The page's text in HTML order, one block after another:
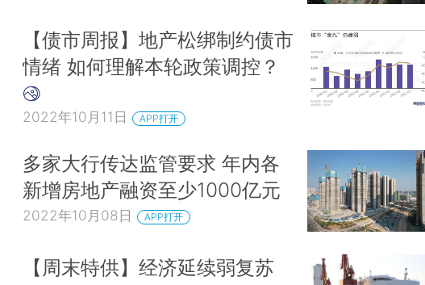
【债市周报】地产松绑制约债市
情绪 如何理解本轮政策调控？
2022年10月11日 APP打开
多家大行传达监管要求 年内各
新增房地产融资至少1000亿元
2022年10月08日 APP打开
【周末特供】经济延续弱复苏